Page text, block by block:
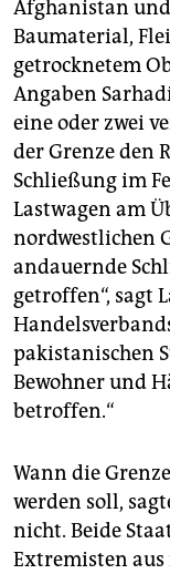
Afghanistan
Baumaterial,
getrocknetem
Angaben
eine oder zwei
der Grenze den
Schließung im
Lastwagen am
nordwestlichen
andauernde
getroffen“, sagt
pakistanischen
Bewohner und
betroffen.“
Wann die
werden soll,
nicht. Beide
Extremisten